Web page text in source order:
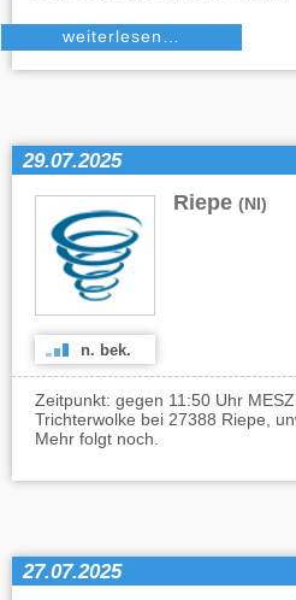
weiterlesen…
29.07.2025
Riepe (NI)
n. bek.
Zeitpunkt: gegen 11:50 Uhr
Trichterwolke bei 27388 Riepe,
Mehr folgt noch.
27.07.2025